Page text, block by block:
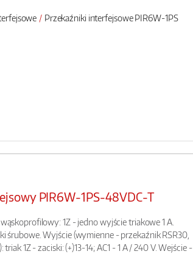
Przekaźniki interfejsowe PIR6W-1PS
PIR6W-1PS-48VDC-T
1Z - jedno wyjście triakowe 1 A.
śrubowe. Wyjście (wymienne - przekaźnik RSR30,
1Z - zaciski: (+)13-14; AC1 - 1 A / 240 V. Wejście -